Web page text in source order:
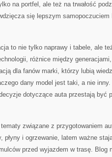
na portfel, ale też na trwałość
się lepszym samopoczuciem
to nie tylko naprawy i tabele, ale
różnice między
dla fanów marki, którzy lubią
dany model jest taki, a nie
dotyczące auta przestają być
związane z przygotowaniem
płyny i ogrzewanie, latem ważne
przed wyjazdem w trasę.